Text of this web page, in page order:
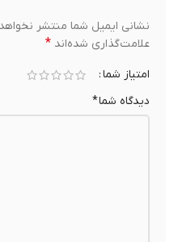
نشانی ایمیل شما منتشر نخواهد شد.
علامت‌گذاری شده‌اند*
امتیاز شما
دیدگاه شما*